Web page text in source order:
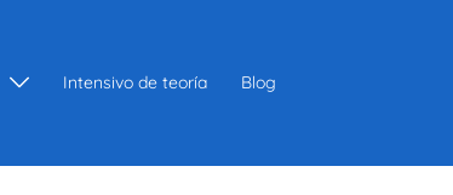
Intensivo de teoría Blog